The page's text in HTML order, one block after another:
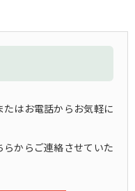
たはお電話からお気軽に
からご連絡させていた